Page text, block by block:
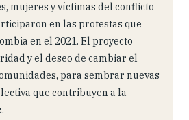
mujeres y víctimas del conflicto
en las protestas que
en el 2021. El proyecto
y el deseo de cambiar el
para sembrar nuevas
que contribuyen a la